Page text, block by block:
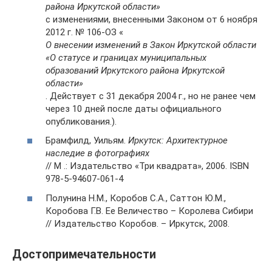
района Иркутской области»
с изменениями, внесенными Законом от 6 ноября
2012 г. № 106-ОЗ «
О внесении изменений в Закон Иркутской области
«О статусе и границах муниципальных
образований Иркутского района Иркутской
области»
. Действует с 31 декабря 2004 г., но не ранее чем
через 10 дней после даты официального
опубликования.).
Брамфилд, Уильям. Иркутск: Архитектурное
наследие в фотографиях
// М .: Издательство «Три квадрата», 2006. ISBN
978-5-94607-061-4
Полунина Н.М., Коробов С.А., Саттон Ю.М.,
Коробова Г.В. Ее Величество – Королева Сибири
// Издательство Коробов. – Иркутск, 2008.
Достопримечательности